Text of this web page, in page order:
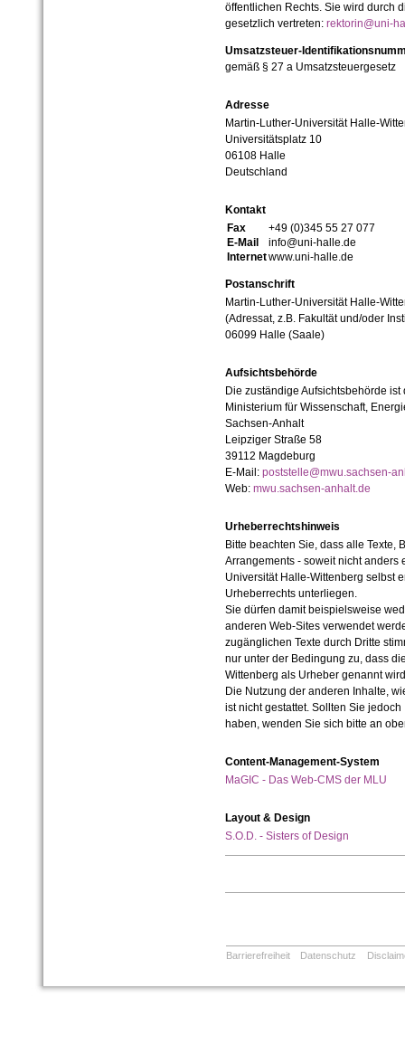
öffentlichen Rechts. Sie wird durch
gesetzlich vertreten: rektorin@uni-
Umsatzsteuer-
gemäß § 27 a Umsatzsteuergesetz
Adresse
Martin-Luther-Universität Halle-
Universitätsplatz 10
06108 Halle
Deutschland
Kontakt
Fax
+49 (0)345 55 27 077
E-Mail
info@uni-halle.de
Internetwww.uni-halle.de
Postanschrift
Martin-Luther-Universität Halle-
(Adressat, z.B. Fakultät und/oder
06099 Halle (Saale)
Aufsichtsbehörde
Die zuständige Aufsichtsbehörde ist
Ministerium für Wissenschaft,
Sachsen-Anhalt
Leipziger Straße 58
39112 Magdeburg
E-Mail: poststelle@mwu.sachsen-
Web: mwu.sachsen-anhalt.de
Urheberrechtshinweis
Bitte beachten Sie, dass alle Texte,
Arrangements - soweit nicht anders
Universität Halle-Wittenberg selbst
Urheberrechts unterliegen.
Sie dürfen damit beispielsweise
anderen Web-Sites verwendet
zugänglichen Texte durch Dritte
nur unter der Bedingung zu, dass
Wittenberg als Urheber genannt
Die Nutzung der anderen Inhalte,
ist nicht gestattet. Sollten Sie
haben, wenden Sie sich bitte an
Content-Management-System
MaGIC - Das Web-CMS der MLU
Layout & Design
S.O.D. - Sisters of Design
Barrierefreiheit Datenschutz